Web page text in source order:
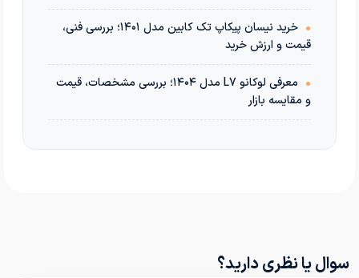
•
خرید نیسان پیکاپ تک کابین مدل ۱۴۰۱؛ بررسی فنی،
قیمت و ارزش خرید
•
معرفی لوکانو L7 مدل ۱۴۰۴؛ بررسی مشخصات، قیمت
و مقایسه بازار
سوال یا نظری دارید؟